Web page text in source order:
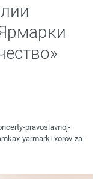
pravoslavnoj-
yarmarki-xorov-za-